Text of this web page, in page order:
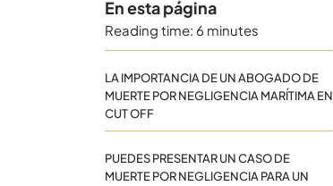
En esta página
Reading time: 6 minutes
LA IMPORTANCIA DE UN ABOGADO DE
MUERTE POR NEGLIGENCIA MARÍTIMA EN
CUT OFF
PUEDES PRESENTAR UN CASO DE
MUERTE POR NEGLIGENCIA PARA UN